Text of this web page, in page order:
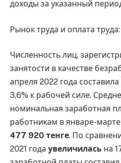
доходы за указанный
Рынок труда и оплата труда:
Численность лиц,
занятости в качестве
апреля 2022 года
3,6% к рабочей силе.
номинальная заработная
работникам в январе-марте
477 920 тенге. По
2021 года увеличилась на